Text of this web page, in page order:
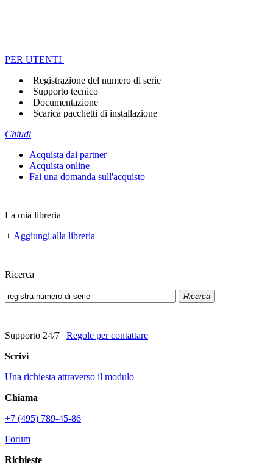
PER UTENTI
Registrazione del numero di serie
Supporto tecnico
Documentazione
Scarica pacchetti di installazione
Chiudi
Acquista dai partner
Acquista online
Fai una domanda sull'acquisto
La mia libreria
+ Aggiungi alla libreria
Ricerca
Ricerca
Supporto 24/7 | Regole per contattare
Scrivi
Una richiesta attraverso il modulo
Chiama
+7 (495) 789-45-86
Forum
Richieste